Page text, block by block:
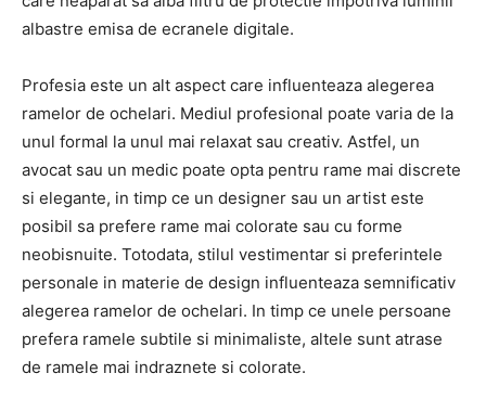
albastre emisa de ecranele digitale.
Profesia este un alt aspect care influenteaza alegerea
ramelor de ochelari. Mediul profesional poate varia de la
unul formal la unul mai relaxat sau creativ. Astfel, un
avocat sau un medic poate opta pentru rame mai discrete
si elegante, in timp ce un designer sau un artist este
posibil sa prefere rame mai colorate sau cu forme
neobisnuite. Totodata, stilul vestimentar si preferintele
personale in materie de design influenteaza semnificativ
alegerea ramelor de ochelari. In timp ce unele persoane
prefera ramele subtile si minimaliste, altele sunt atrase
de ramele mai indraznete si colorate.